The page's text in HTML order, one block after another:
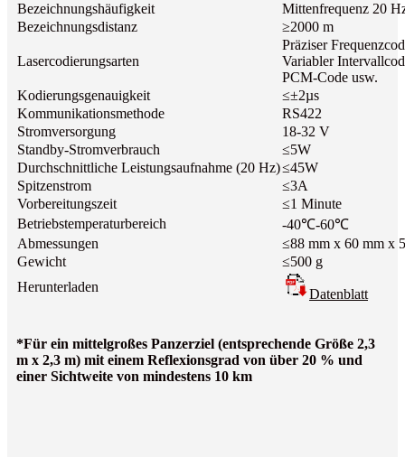
Bezeichnungshäufigkeit
Mittenfrequenz 20
Bezeichnungsdistanz
≥2000 m
Lasercodierungsarten
Präziser
Variabler
PCM-Code usw.
Kodierungsgenauigkeit
≤±2µs
Kommunikationsmethode
RS422
Stromversorgung
18-32 V
Standby-Stromverbrauch
≤5W
Durchschnittliche Leistungsaufnahme (20 Hz)≤45W
Spitzenstrom
≤3A
Vorbereitungszeit
≤1 Minute
Betriebstemperaturbereich
-40℃-60℃
Abmessungen
≤88 mm x 60 mm x
Gewicht
≤500 g
Herunterladen
Datenblatt
*Für ein mittelgroßes Panzerziel (entsprechende Größe 2,3
m x 2,3 m) mit einem Reflexionsgrad von über 20 % und
einer Sichtweite von mindestens 10 km